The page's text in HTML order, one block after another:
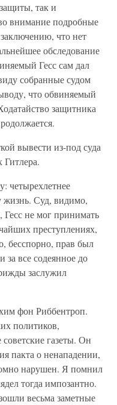
так и
внимание подробные
что нет
обследование
Гесс сам дал
собранные судом
что обвиняемый
защитника
вывести из-под суда
четырехлетнее
жизнь. Суд, видимо,
Гесс не мог принимать
преступлениях,
бесспорно, прав был
за все содеянное до
заслужил
фон Риббентроп.
политиков,
газеты. Он
пакта о ненападении,
нарушен. Я помнил
тогда импозантно.
весьма заметные